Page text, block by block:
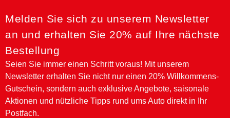
Melden Sie sich zu unserem Newsletter
an und erhalten Sie 20% auf Ihre nächste
Bestellung
Seien Sie immer einen Schritt voraus! Mit unserem
Newsletter erhalten Sie nicht nur einen 20% Willkommens-
Gutschein, sondern auch exklusive Angebote, saisonale
Aktionen und nützliche Tipps rund ums Auto direkt in Ihr
Postfach.